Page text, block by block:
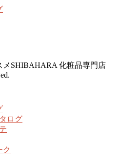
メSHIBAHARA 化粧品専門店
ログ
ク